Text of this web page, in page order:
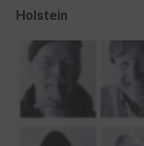
Holstein